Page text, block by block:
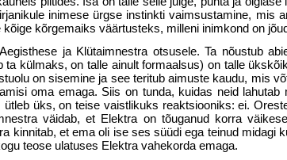
inimese ürgse instinkti vaimsustamine, mis
kõrgemaiks väärtusteks, milleni inimkond on
ja Klütaimnestra otsusele. Ta nõustub
ta külmaks, on talle ainult formaalsus) on talle
on sisemine ja see teritub aimuste kaudu, mis
oma emaga. Siis on tunda, kuidas neid
ütleb üks, on teise vaistlikuks reaktsiooniks: ei.
väidab, et Elektra on tõuganud korra
kinnitab, et ema oli ise ses süüdi ega teinud midagi
teose ulatuses Elektra vahekorda emaga.